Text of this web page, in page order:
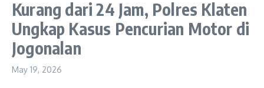
Kurang dari 24 Jam, Polres Klaten
Ungkap Kasus Pencurian Motor di
Jogonalan
May 19, 2026